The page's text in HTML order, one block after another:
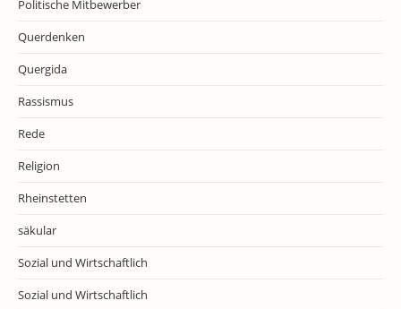
Politische Mitbewerber
Querdenken
Quergida
Rassismus
Rede
Religion
Rheinstetten
säkular
Sozial und Wirtschaftlich
Sozial und Wirtschaftlich